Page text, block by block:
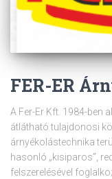
FER-ER
A Fer-Er Kft. 1984-ben
átlátható tulajdonosi
árnyékolástechnika
hasonló „kisiparos”,
felszerelésével